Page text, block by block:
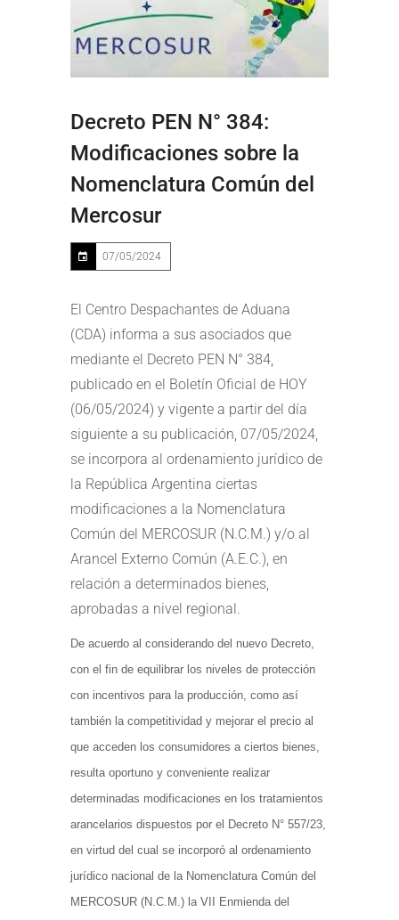
Decreto PEN N° 384:
Modificaciones sobre la
Nomenclatura Común del
Mercosur
07/05/2024
El Centro Despachantes de Aduana
(CDA) informa a sus asociados que
mediante el Decreto PEN N° 384,
publicado en el Boletín Oficial de HOY
(06/05/2024) y vigente a partir del día
siguiente a su publicación, 07/05/2024,
se incorpora al ordenamiento jurídico de
la República Argentina ciertas
modificaciones a la Nomenclatura
Común del MERCOSUR (N.C.M.) y/o al
Arancel Externo Común (A.E.C.), en
relación a determinados bienes,
aprobadas a nivel regional.
De acuerdo al considerando del nuevo Decreto,
con el fin de equilibrar los niveles de protección
con incentivos para la producción, como así
también la competitividad y mejorar el precio al
que acceden los consumidores a ciertos bienes,
resulta oportuno y conveniente realizar
determinadas modificaciones en los tratamientos
arancelarios dispuestos por el Decreto N° 557/23,
en virtud del cual se incorporó al ordenamiento
jurídico nacional de la Nomenclatura Común del
MERCOSUR (N.C.M.) la VII Enmienda del